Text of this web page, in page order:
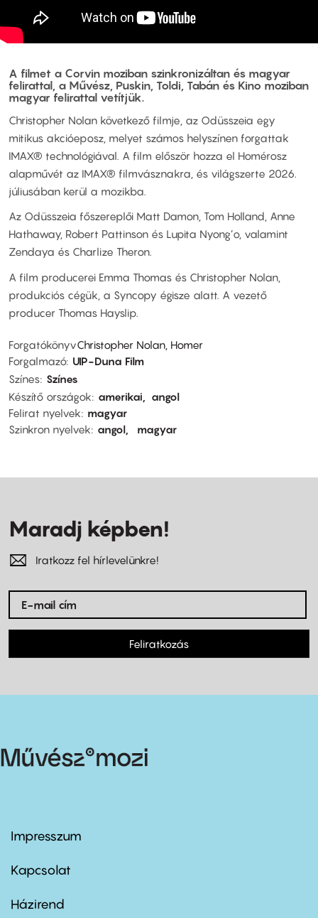
A filmet a Corvin moziban szinkronizáltan és magyar
felirattal, a Művész, Puskin, Toldi, Tabán és Kino moziban
magyar felirattal vetítjük.
Christopher Nolan következő filmje, az Odüsszeia egy
mitikus akcióeposz, melyet számos helyszínen forgattak
IMAX® technológiával. A film először hozza el Homérosz
alapművét az IMAX® filmvásznakra, és világszerte 2026.
júliusában kerül a mozikba.
Az Odüsszeia főszereplői Matt Damon, Tom Holland, Anne
Hathaway, Robert Pattinson és Lupita Nyong’o, valamint
Zendaya és Charlize Theron.
A film producerei Emma Thomas és Christopher Nolan,
produkciós cégük, a Syncopy égisze alatt. A vezető
producer Thomas Hayslip.
ForgatókönyvChristopher Nolan, Homer
Forgalmazó UIP-Duna Film
Színes Színes
Készítő országok
amerikai
angol
Felirat nyelvek
magyar
Szinkron nyelvek
angol magyar
Maradj képben!
Iratkozz fel hírlevelünkre!
Feliratkozás
Footer
first
Impresszum
Kapcsolat
Footer
Házirend